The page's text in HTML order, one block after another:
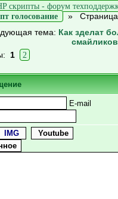
скрипты - форум
голосование »
тема: Как зделат
1 2
E-mail